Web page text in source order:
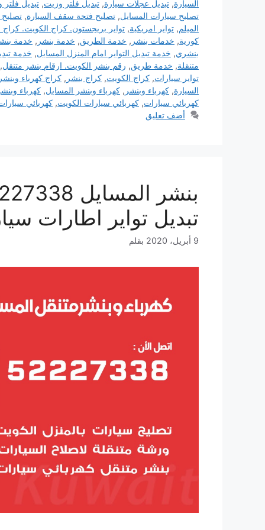
السيارة, تبديل عجلات سيارة, تبديل فلتر وزيت, تبديل
تصليح سيارات المسايل, تصليح فتحة سقف السيارة,
الميلم, تواير امريكية, تواير بريجستون. كراج الكويت. كراج
كورية, خدمات بنشر , خدمة الطريق, خدمة بنشر , خدمة
بنشري, خدمة تبديل التواير امام المنزل المسايل, خدمة
متنقلة, خدمة طريق, رقم بنشر الكويت. ارقام بنشر متنقل,
تواير سيارات, كراج الكويت, كراج بنشر , كراج كهرباء
السيارة, كهرباء وبنشر , كهرباء وبنشر المسايل, كهرباء
كهربائي سيارات, كهربائي سيارات الكويت, كهربائي
أضف تعليق
تبديل تواير اطارات
9 أبريل، 2020 بقلم